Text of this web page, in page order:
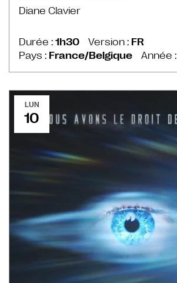
Diane Clavier
Durée : 1h30 Version : FR
Pays : France/Belgique Année :
LUN
10